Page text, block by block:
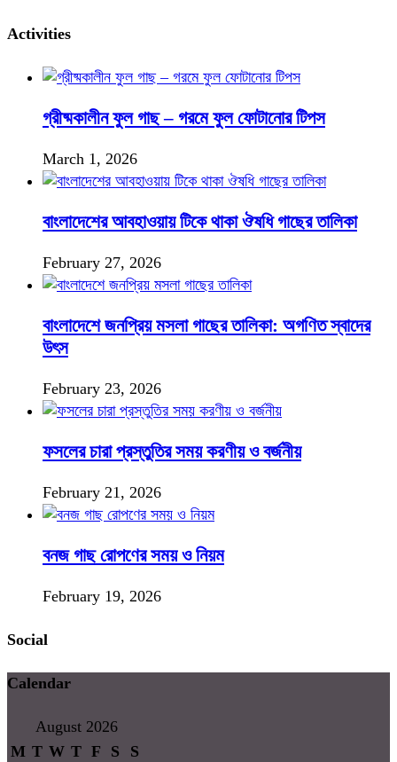
Activities
গ্রীষ্মকালীন ফুল গাছ – গরমে ফুল ফোটানোর টিপস
March 1, 2026
বাংলাদেশের আবহাওয়ায় টিকে থাকা ঔষধি গাছের তালিকা
February 27, 2026
বাংলাদেশে জনপ্রিয় মসলা গাছের তালিকা: অগণিত স্বাদের
উৎস
February 23, 2026
ফসলের চারা প্রস্তুতির সময় করণীয় ও বর্জনীয়
February 21, 2026
বনজ গাছ রোপণের সময় ও নিয়ম
February 19, 2026
Social
Calendar
August 2026
M T W T F S
S